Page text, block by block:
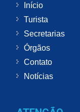
Início
Turista
Secretarias
Órgãos
Contato
Notícias